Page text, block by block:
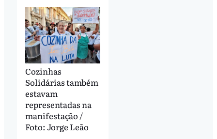
Cozinhas
Solidárias também
estavam
representadas na
manifestação /
Foto: Jorge Leão